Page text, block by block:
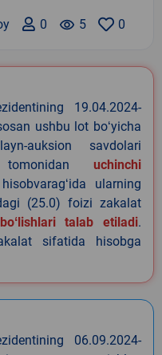
0
remove_red_eye 5
0
19.04.2024-
ushbu lot boʻyicha
auksion savdolari
tomonidan uchinchi
ularning
(25.0) foizi zakalat
talab etiladi.
sifatida hisobga
06.09.2024-